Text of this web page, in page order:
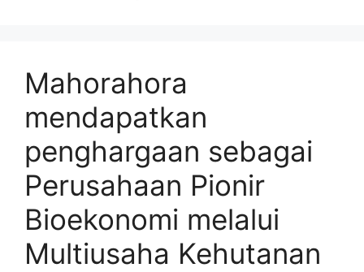
Mahorahora
mendapatkan
penghargaan sebagai
Perusahaan Pionir
Bioekonomi melalui
Multiusaha Kehutanan